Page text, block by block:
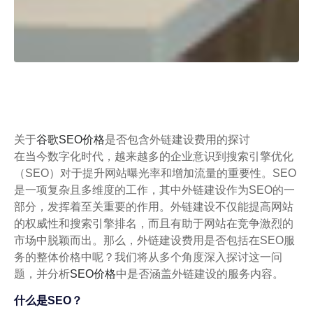
关于谷歌SEO价格是否包含外链建设费用的探讨
在当今数字化时代，越来越多的企业意识到搜索引擎优化
（SEO）对于提升网站曝光率和增加流量的重要性。SEO
是一项复杂且多维度的工作，其中外链建设作为SEO的一
部分，发挥着至关重要的作用。外链建设不仅能提高网站
的权威性和搜索引擎排名，而且有助于网站在竞争激烈的
市场中脱颖而出。那么，外链建设费用是否包括在SEO服
务的整体价格中呢？我们将从多个角度深入探讨这一问
题，并分析SEO价格中是否涵盖外链建设的服务内容。
什么是SEO？